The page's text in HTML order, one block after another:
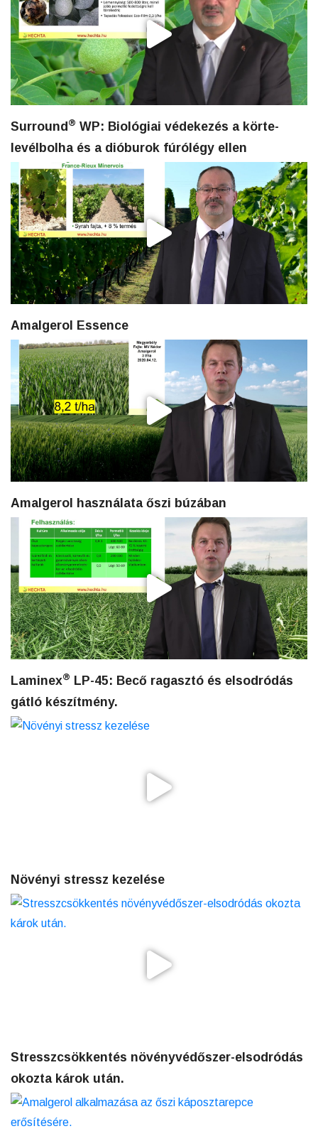
Surround ® WP: Biológiai védekezés a körte-
levélbolha és a dióburok fúrólégy ellen
Amalgerol Essence
Amalgerol használata őszi búzában
Laminex® LP-45: Becő ragasztó és elsodródás
gátló készítmény.
Növényi stressz kezelése
Stresszcsökkentés növényvédőszer-elsodródás
okozta károk után.